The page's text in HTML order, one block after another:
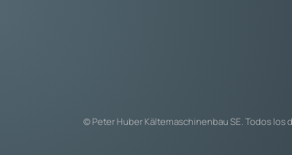
© Peter Huber Kältemaschinenbau SE. Todos los